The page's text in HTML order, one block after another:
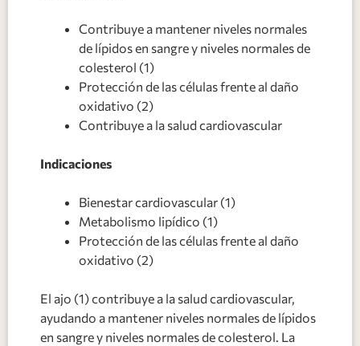
Contribuye a mantener niveles normales
de lípidos en sangre y niveles normales de
colesterol (1)
Protección de las células frente al daño
oxidativo (2)
Contribuye a la salud cardiovascular
Indicaciones
Bienestar cardiovascular (1)
Metabolismo lipídico (1)
Protección de las células frente al daño
oxidativo (2)
El ajo (1) contribuye a la salud cardiovascular,
ayudando a mantener niveles normales de lípidos
en sangre y niveles normales de colesterol. La